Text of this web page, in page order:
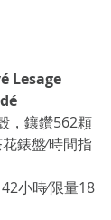
Lesage
，鑲鑽562顆
錶盤∕時間指
小時∕限量18